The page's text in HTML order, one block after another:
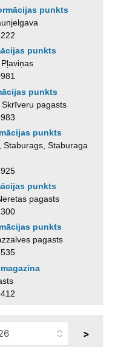
punkts
punkts
punkts
pagasts
punkts
Staburaga
punkts
pagasts
punkts
pagasts
>